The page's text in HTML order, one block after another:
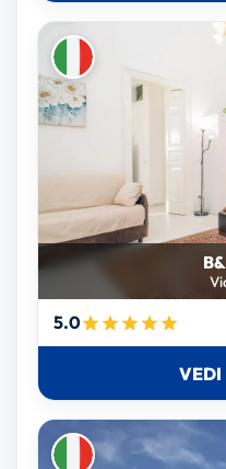
5.0
VEDI